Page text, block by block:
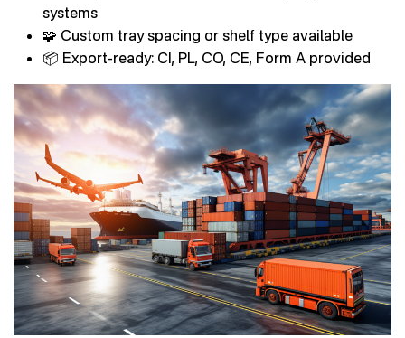
systems
🧩 Custom tray spacing or shelf type available
📦 Export-ready: CI, PL, CO, CE, Form A provided